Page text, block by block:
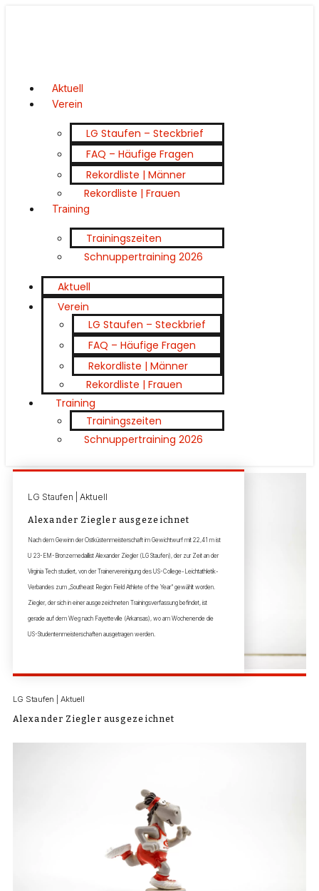
Aktuell
Verein
LG Staufen – Steckbrief
FAQ – Häufige Fragen
Rekordliste | Männer
Rekordliste | Frauen
Training
Trainingszeiten
Schnuppertraining 2026
Aktuell
Verein
LG Staufen – Steckbrief
FAQ – Häufige Fragen
Rekordliste | Männer
Rekordliste | Frauen
Training
Trainingszeiten
Schnuppertraining 2026
LG Staufen | Aktuell
Alexander Ziegler ausgezeichnet
Nach dem Gewinn der Ostküstenmeisterschaft im Gewichtwurf mit 22,41 m ist
U 23-EM-Bronzemedaillist Alexander Ziegler (LG Staufen), der zur Zeit an der
Virginia Tech studiert, von der Trainervereinigung des US-College-Leichtathletik-
Verbandes zum „Southeast Region Field Athlete of the Year“ gewählt worden.
Ziegler, der sich in einer ausgezeichneten Trainingsverfassung befindet, ist
gerade auf dem Weg nach Fayetteville (Arkansas), wo am Wochenende die
US-Studentenmeisterschaften ausgetragen werden.
LG Staufen | Aktuell
Alexander Ziegler ausgezeichnet